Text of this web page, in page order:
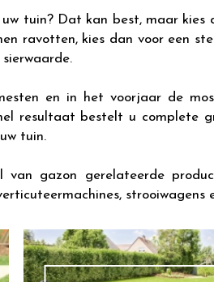
tuin? Dat kan best, maar
ravotten, kies dan voor een
en in het voorjaar de
resultaat bestelt u complete
tuin.
gazon gerelateerde
strooiwagens